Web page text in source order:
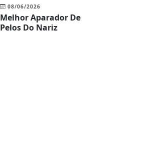
08/06/2026
Melhor Aparador De
Pelos Do Nariz